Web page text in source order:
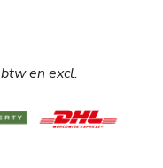
en excl.